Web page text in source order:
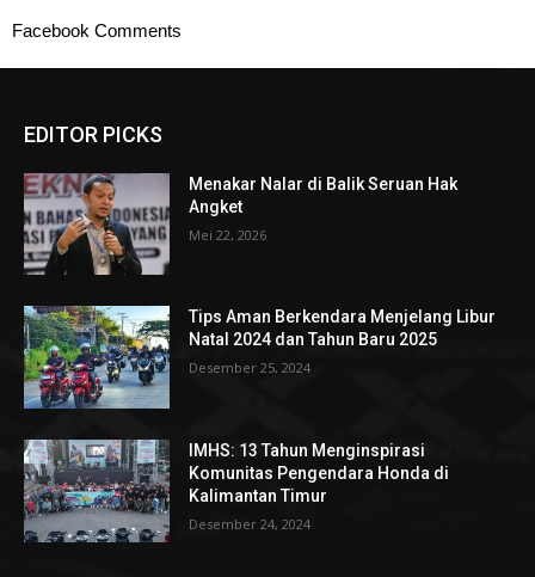
Facebook Comments
EDITOR PICKS
Menakar Nalar di Balik Seruan Hak
Angket
Mei 22, 2026
Tips Aman Berkendara Menjelang Libur
Natal 2024 dan Tahun Baru 2025
Desember 25, 2024
IMHS: 13 Tahun Menginspirasi
Komunitas Pengendara Honda di
Kalimantan Timur
Desember 24, 2024